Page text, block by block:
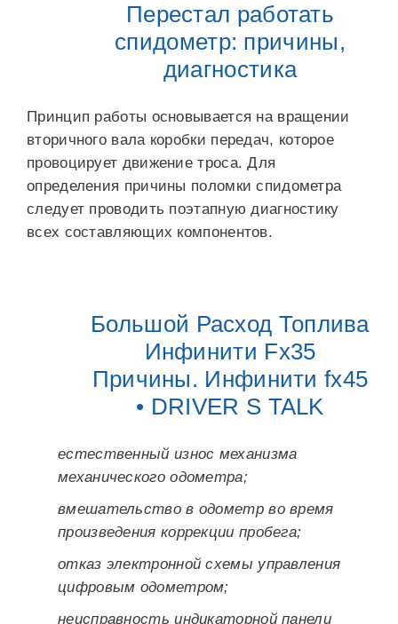
Перестал работать
спидометр: причины,
диагностика
Принцип работы основывается на вращении
вторичного вала коробки передач, которое
провоцирует движение троса. Для
определения причины поломки спидометра
следует проводить поэтапную диагностику
всех составляющих компонентов.
Большой Расход Топлива
Инфинити Fx35
Причины. Инфинити fx45
• DRIVER S TALK
естественный износ механизма
механического одометра;
вмешательство в одометр во время
произведения коррекции пробега;
отказ электронной схемы управления
цифровым одометром;
неисправность индикаторной панели